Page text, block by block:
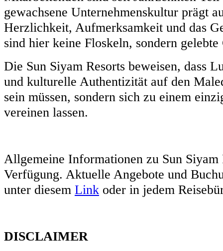
gewachsene Unternehmenskultur prägt
Herzlichkeit, Aufmerksamkeit und das
sind hier keine Floskeln, sondern
Die Sun Siyam Resorts beweisen, dass
und kulturelle Authentizität auf den
sein müssen, sondern sich zu einem
vereinen lassen.
Allgemeine Informationen zu Sun Siyam
Verfügung. Aktuelle Angebote und
unter diesem Link oder in jedem
DISCLAIMER